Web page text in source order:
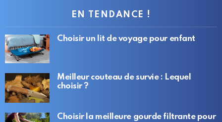
EN TENDANCE !
Choisir un lit de voyage pour enfant
Meilleur couteau de survie : Lequel
choisir ?
Choisir la meilleure gourde filtrante pour